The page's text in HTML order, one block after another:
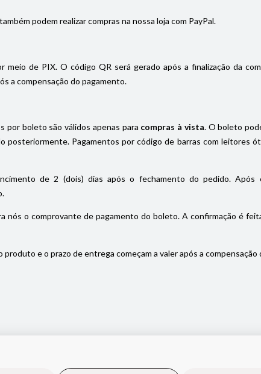
podem realizar compras na nossa loja com PayPal.
meio de PIX. O código QR será gerado após a finalização da
a compensação do pagamento.
por boleto são válidos apenas para compras à vista. O boleto
posteriormente. Pagamentos por código de barras com leitores
de 2 (dois) dias após o fechamento do pedido. Após
nós o comprovante de pagamento do boleto. A confirmação é
produto e o prazo de entrega começam a valer após a